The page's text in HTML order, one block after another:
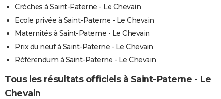
Crèches à Saint-Paterne - Le Chevain
Ecole privée à Saint-Paterne - Le Chevain
Maternités à Saint-Paterne - Le Chevain
Prix du neuf à Saint-Paterne - Le Chevain
Référendum à Saint-Paterne - Le Chevain
Tous les résultats officiels à Saint-Paterne - Le
Chevain